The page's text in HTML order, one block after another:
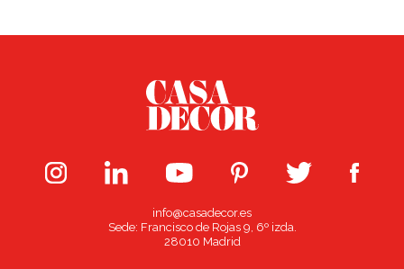
info@casadecor.es
Sede: Francisco de Rojas 9, 6º izda.
28010 Madrid